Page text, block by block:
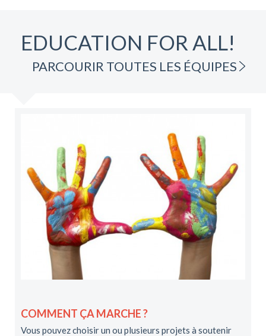
EDUCATION FOR ALL!
PARCOURIR TOUTES LES ÉQUIPES
COMMENT ÇA MARCHE ?
Vous pouvez choisir un ou plusieurs projets à soutenir